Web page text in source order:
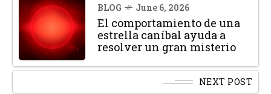
BLOG June 6, 2026
El comportamiento de una
estrella caníbal ayuda a
resolver un gran misterio
NEXT POST